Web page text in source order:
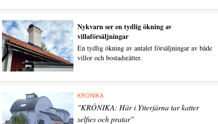
Nykvarn ser en tydlig ökning av
villaförsäljningar
En tydlig ökning av antalet försäljningar av både
villor och bostadsrätter.
KRÖNIKA
"KRÖNIKA: Här i Ytterjärna tar katter
selfies och pratar"